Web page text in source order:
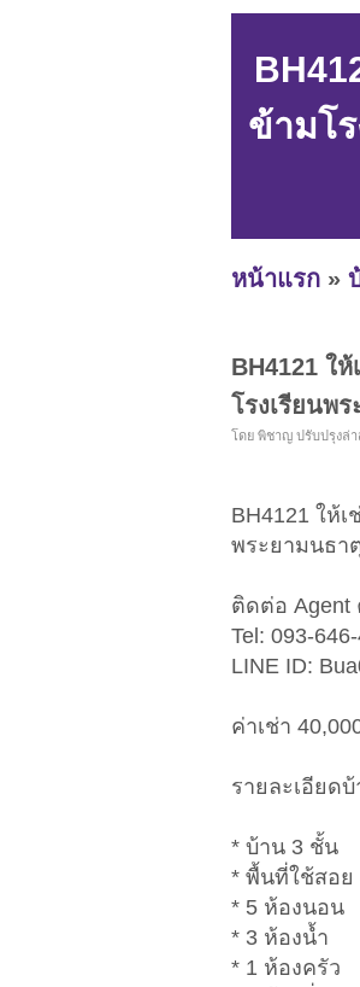
ข้ามโ
หน้าแรก »
BH4121 ใ
โรงเรียนพ
โดย พิชาญ ปรับปรุงล่า
BH4121 ให้
พระยามนธา
ติดต่อ Agent
Tel: 093-
LINE ID:
ค่าเช่า
รายละเอียด
* บ้าน 3 ชั้น
* พื้นที่ใช้สอย
* 5 ห้องนอน
* 3 ห้องน้ำ
* 1 ห้องครัว